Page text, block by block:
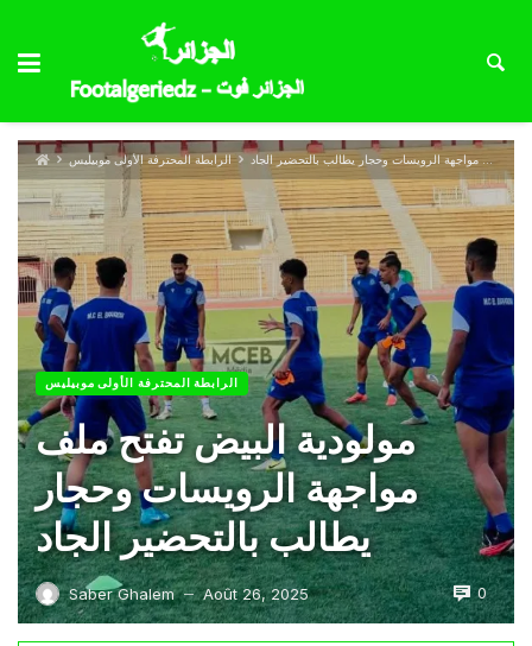
الرابطة المحترفة الأولى موبيليس مولودية البيض تفتح ملف مواجهة الرويسات وحجار يطالب بالتحضير الجاد
الرابطة المحترفة الأولى موبيليس
مولودية البيض تفتح ملف
مواجهة الرويسات وحجار
يطالب بالتحضير الجاد
Saber Ghalem — Août 26, 2025 0